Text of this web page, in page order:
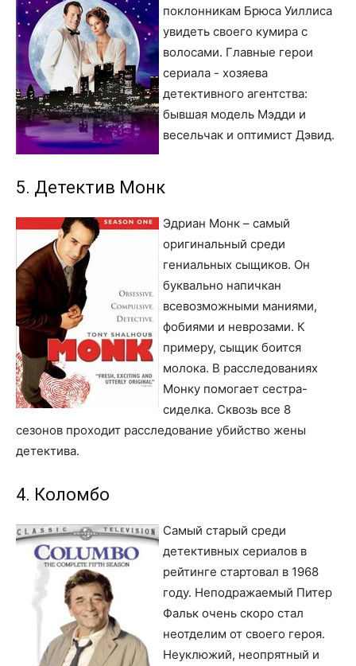
поклонникам Брюса Уиллиса
увидеть своего кумира с
волосами. Главные герои
сериала - хозяева
детективного агентства:
бывшая модель Мэдди и
весельчак и оптимист Дэвид.
5. Детектив Монк
Эдриан Монк – самый
оригинальный среди
гениальных сыщиков. Он
буквально напичкан
всевозможными маниями,
фобиями и неврозами. К
примеру, сыщик боится
молока. В расследованиях
Монку помогает сестра-
сиделка. Сквозь все 8
сезонов проходит расследование убийство жены
детектива.
4. Коломбо
Самый старый среди
детективных сериалов в
рейтинге стартовал в 1968
году. Неподражаемый Питер
Фальк очень скоро стал
неотделим от своего героя.
Неуклюжий, неопрятный и